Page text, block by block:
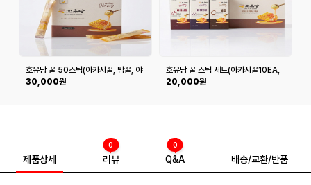
호유당 꿀 50스틱(아카시꿀, 밤꿀, 야
생화꿀)
30,000원
호유당 꿀 스틱 세트(아카시꿀10EA,
밤꿀10EA, 야생화꿀10EA)
20,000원
제품상세 리뷰
0
Q&A
0
배송/교환/반품